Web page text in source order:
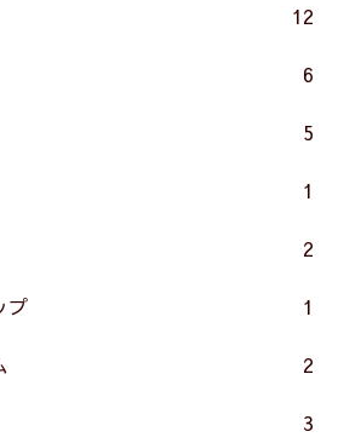
12
6
5
1
2
プ 1
2
3